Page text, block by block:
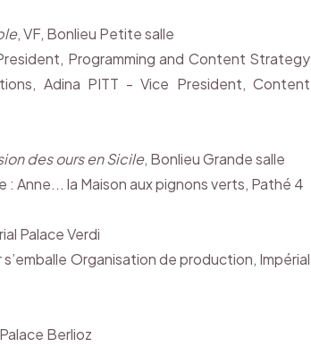
, VF, Bonlieu Petite salle
Programming and Content Strategy
Adina PITT - Vice President, Content
des ours en Sicile, Bonlieu Grande salle
Anne... la Maison aux pignons verts, Pathé 4
Palace Verdi
Organisation de production, Impérial
Berlioz